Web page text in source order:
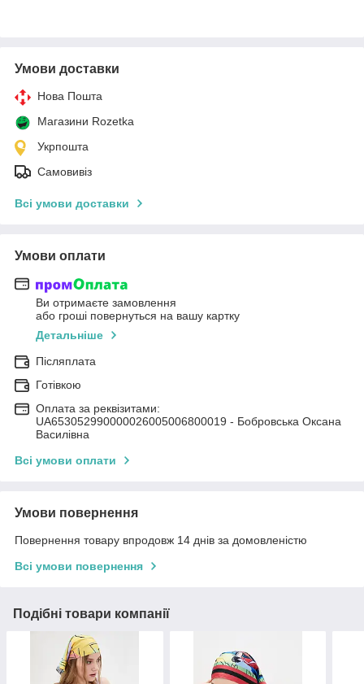
Умови доставки
Нова Пошта
Магазини Rozetka
Укрпошта
Самовивіз
Всі умови доставки
Умови оплати
Ви отримаєте замовлення
або гроші повернуться на вашу картку
Детальніше
Післяплата
Готівкою
Оплата за реквізитами:
UA653052990000026005006800019 - Бобровська Оксана
Василівна
Всі умови оплати
Умови повернення
Повернення товару впродовж 14 днів за домовленістю
Всі умови повернення
Подібні товари компанії